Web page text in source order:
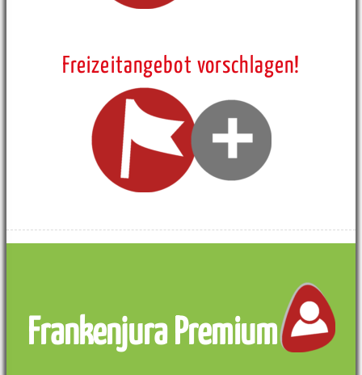
Freizeitangebot vorschlagen!
Frankenjura Premium